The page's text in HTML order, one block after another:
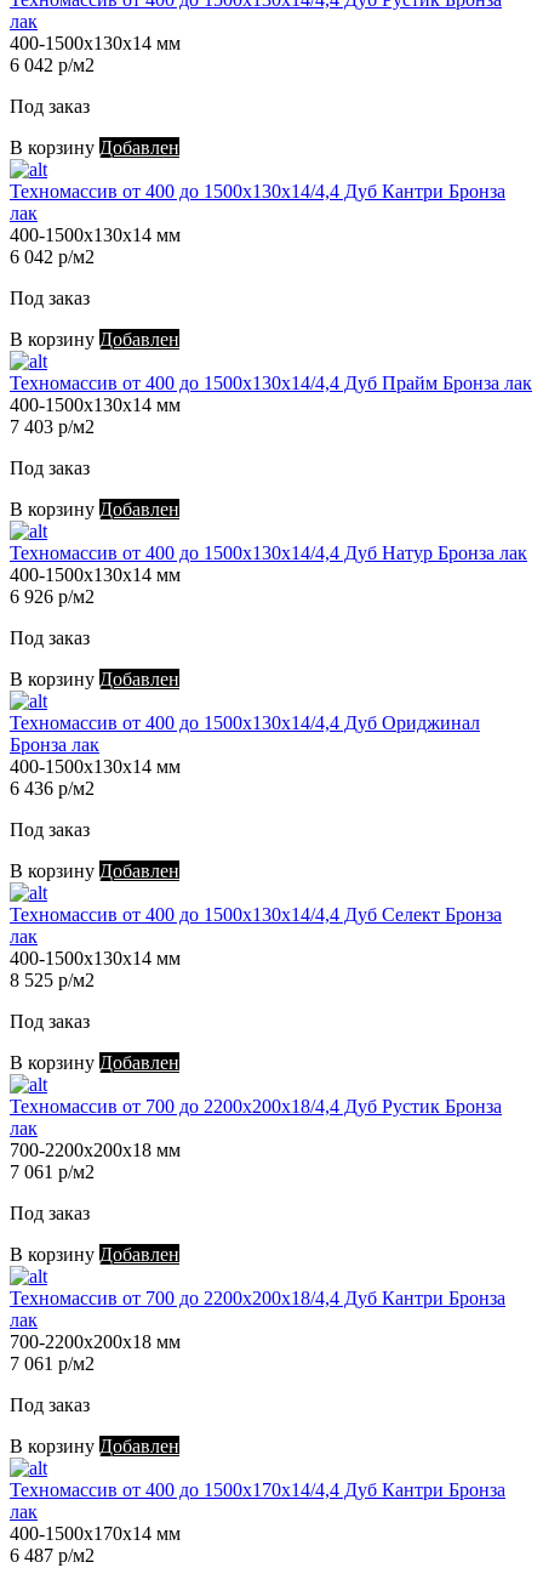
лак
400-1500х130х14 мм
6 042 р/м2
Под заказ
В корзину Добавлен
Техномассив от 400 до 1500х130х14/4,4 Дуб Кантри Бронза
лак
400-1500х130х14 мм
6 042 р/м2
Под заказ
В корзину Добавлен
Техномассив от 400 до 1500х130х14/4,4 Дуб Прайм Бронза лак
400-1500х130х14 мм
7 403 р/м2
Под заказ
В корзину Добавлен
Техномассив от 400 до 1500х130х14/4,4 Дуб Натур Бронза лак
400-1500х130х14 мм
6 926 р/м2
Под заказ
В корзину Добавлен
Техномассив от 400 до 1500х130х14/4,4 Дуб Ориджинал
Бронза лак
400-1500х130х14 мм
6 436 р/м2
Под заказ
В корзину Добавлен
Техномассив от 400 до 1500х130х14/4,4 Дуб Селект Бронза
лак
400-1500х130х14 мм
8 525 р/м2
Под заказ
В корзину Добавлен
Техномассив от 700 до 2200х200х18/4,4 Дуб Рустик Бронза
лак
700-2200х200х18 мм
7 061 р/м2
Под заказ
В корзину Добавлен
Техномассив от 700 до 2200х200х18/4,4 Дуб Кантри Бронза
лак
700-2200х200х18 мм
7 061 р/м2
Под заказ
В корзину Добавлен
Техномассив от 400 до 1500х170х14/4,4 Дуб Кантри Бронза
лак
400-1500х170х14 мм
6 487 р/м2